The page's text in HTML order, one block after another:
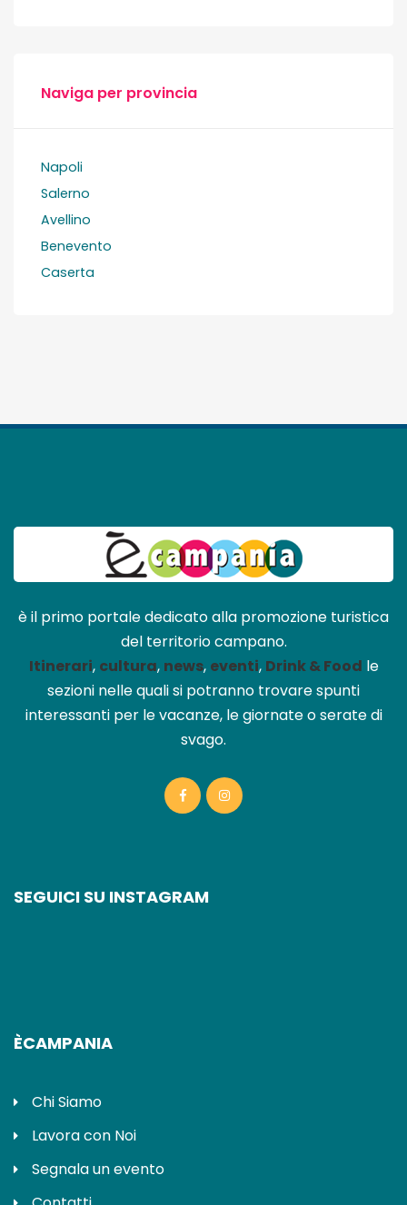
Naviga per provincia
Napoli
Salerno
Avellino
Benevento
Caserta
è il primo portale dedicato alla promozione turistica
del territorio campano.
Itinerari, cultura, news, eventi, Drink & Food le
sezioni nelle quali si potranno trovare spunti
interessanti per le vacanze, le giornate o serate di
svago.
SEGUICI SU INSTAGRAM
ÈCAMPANIA
Chi Siamo
Lavora con Noi
Segnala un evento